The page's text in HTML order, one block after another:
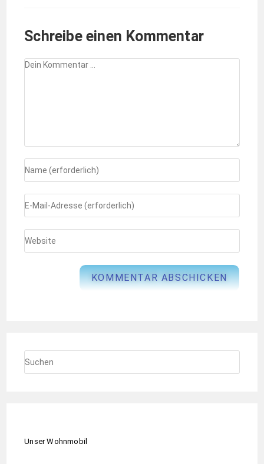
Schreibe einen Kommentar
Unser Wohnmobil